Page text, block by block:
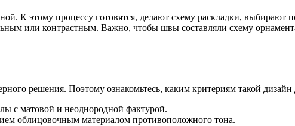
К этому процессу готовятся, делают схему раскладки, выбирают
или контрастным. Важно, чтобы швы составляли схему
решения. Поэтому ознакомьтесь, каким критериям такой дизайн
с матовой и неоднородной фактурой.
облицовочным материалом противоположного тона.